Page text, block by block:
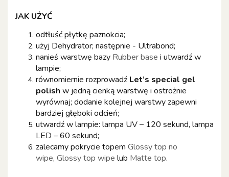
JAK UŻYĆ
odtłuść płytkę paznokcia;
użyj Dehydrator; następnie - Ultrabond;
nanieś warstwę bazy Rubber base i utwardź w
lampie;
równomiernie rozprowadź Let’s special gel
polish w jedną cienką warstwę i ostrożnie
wyrównaj; dodanie kolejnej warstwy zapewni
bardziej głęboki odcień;
utwardź w lampie: lampa UV – 120 sekund, lampa
LED – 60 sekund;
zalecamy pokrycie topem Glossy top no
wipe, Glossy top wipe lub Matte top.